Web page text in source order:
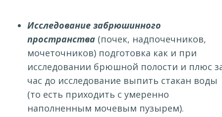
Исследование забрюшинного
пространства (почек, надпочечников,
мочеточников) подготовка как и при
исследовании брюшной полости и плюс
час до исследование выпить стакан воды
(то есть приходить с умеренно
наполненным мочевым пузырем).